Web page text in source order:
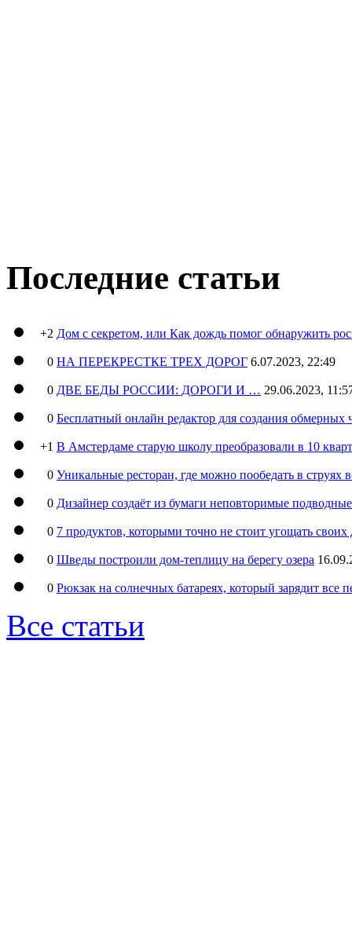
Последние статьи
+2 Дом с секретом, или Как дождь помог обнаружить
0 НА ПЕРЕКРЕСТКЕ ТРЕХ ДОРОГ 6.07.2023, 22:49
0 ДВЕ БЕДЫ РОССИИ: ДОРОГИ И … 29.06.2023,
0 Бесплатный онлайн редактор для создания обмерных
+1 В Амстердаме старую школу преобразовали в 10
0 Уникальные ресторан, где можно пообедать в струях
0 Дизайнер создаёт из бумаги неповторимые
0 7 продуктов, которыми точно не стоит угощать
0 Шведы построили дом-теплицу на берегу озера
0 Рюкзак на солнечных батареях, который зарядит все
Все статьи